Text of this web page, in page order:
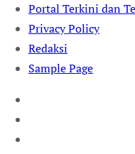
Portal Terkini dan
Privacy Policy
Redaksi
Sample Page